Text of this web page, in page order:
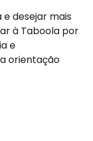
e desejar mais
à Taboola por
e
orientação